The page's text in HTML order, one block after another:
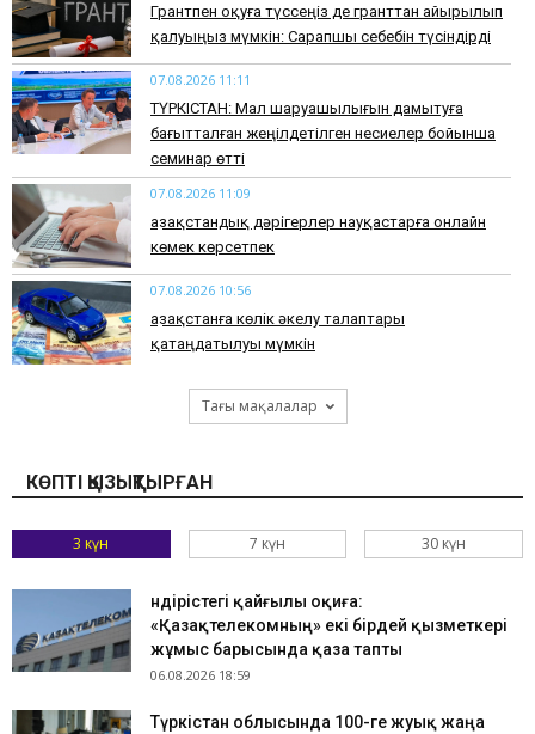
Грантпен оқуға түссеңіз де гранттан айырылып
қалуыңыз мүмкін: Сарапшы себебін түсіндірді
07.08.2026 11:11
ТҮРКІСТАН: Мал шаруашылығын дамытуға
бағытталған жеңілдетілген несиелер бойынша
семинар өтті
07.08.2026 11:09
Қазақстандық дәрігерлер науқастарға онлайн
көмек көрсетпек
07.08.2026 10:56
Қазақстанға көлік әкелу талаптары
қатаңдатылуы мүмкін
Тағы мақалалар
КӨПТІ ҚЫЗЫҚТЫРҒАН
3 күн 7 күн 30 күн
Өндірістегі қайғылы оқиға:
«Қазақтелекомның» екі бірдей қызметкері
жұмыс барысында қаза тапты
06.08.2026 18:59
Түркістан облысында 100-ге жуық жаңа